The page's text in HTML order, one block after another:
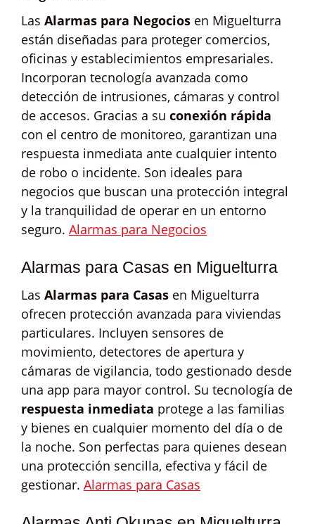
Las Alarmas para Negocios en Miguelturra
están diseñadas para proteger comercios,
oficinas y establecimientos empresariales.
Incorporan tecnología avanzada como
detección de intrusiones, cámaras y control
de accesos. Gracias a su conexión rápida
con el centro de monitoreo, garantizan una
respuesta inmediata ante cualquier intento
de robo o incidente. Son ideales para
negocios que buscan una protección integral
y la tranquilidad de operar en un entorno
seguro. Alarmas para Negocios
Alarmas para Casas en Miguelturra
Las Alarmas para Casas en Miguelturra
ofrecen protección avanzada para viviendas
particulares. Incluyen sensores de
movimiento, detectores de apertura y
cámaras de vigilancia, todo gestionado desde
una app para mayor control. Su tecnología de
respuesta inmediata protege a las familias
y bienes en cualquier momento del día o de
la noche. Son perfectas para quienes desean
una protección sencilla, efectiva y fácil de
gestionar. Alarmas para Casas